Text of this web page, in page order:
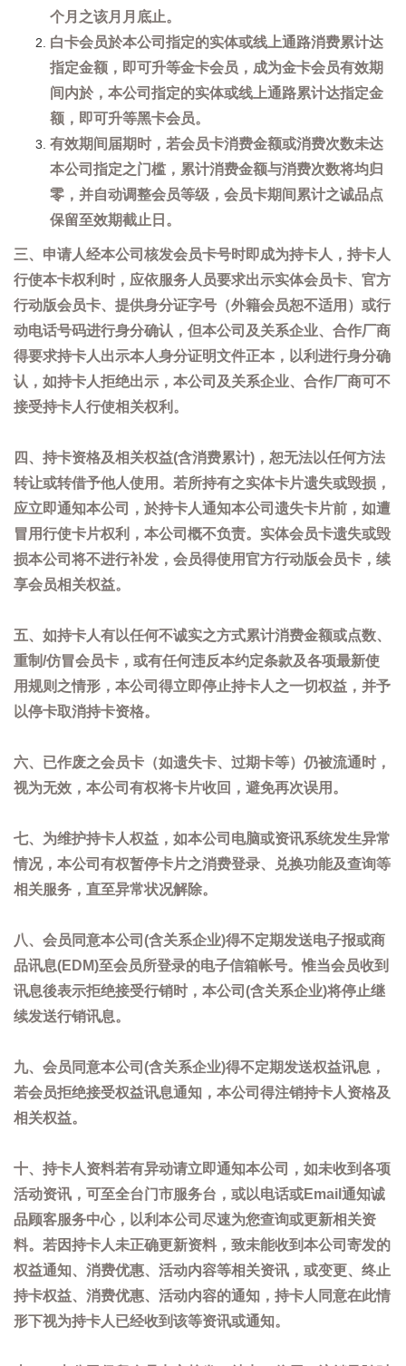
个月之该月月底止。
白卡会员於本公司指定的实体或线上通路消费累计达
指定金额，即可升等金卡会员，成为金卡会员有效期
间内於，本公司指定的实体或线上通路累计达指定金
额，即可升等黑卡会员。
有效期间届期时，若会员卡消费金额或消费次数未达
本公司指定之门槛，累计消费金额与消费次数将均归
零，并自动调整会员等级，会员卡期间累计之诚品点
保留至效期截止日。
三、申请人经本公司核发会员卡号时即成为持卡人，持卡人
行使本卡权利时，应依服务人员要求出示实体会员卡、官方
行动版会员卡、提供身分证字号（外籍会员恕不适用）或行
动电话号码进行身分确认，但本公司及关系企业、合作厂商
得要求持卡人出示本人身分证明文件正本，以利进行身分确
认，如持卡人拒绝出示，本公司及关系企业、合作厂商可不
接受持卡人行使相关权利。
四、持卡资格及相关权益(含消费累计)，恕无法以任何方法
转让或转借予他人使用。若所持有之实体卡片遗失或毁损，
应立即通知本公司，於持卡人通知本公司遗失卡片前，如遭
冒用行使卡片权利，本公司概不负责。实体会员卡遗失或毁
损本公司将不进行补发，会员得使用官方行动版会员卡，续
享会员相关权益。
五、如持卡人有以任何不诚实之方式累计消费金额或点数、
重制/仿冒会员卡，或有任何违反本约定条款及各项最新使
用规则之情形，本公司得立即停止持卡人之一切权益，并予
以停卡取消持卡资格。
六、已作废之会员卡（如遗失卡、过期卡等）仍被流通时，
视为无效，本公司有权将卡片收回，避免再次误用。
七、为维护持卡人权益，如本公司电脑或资讯系统发生异常
情况，本公司有权暂停卡片之消费登录、兑换功能及查询等
相关服务，直至异常状况解除。
八、会员同意本公司(含关系企业)得不定期发送电子报或商
品讯息(EDM)至会员所登录的电子信箱帐号。惟当会员收到
讯息後表示拒绝接受行销时，本公司(含关系企业)将停止继
续发送行销讯息。
九、会员同意本公司(含关系企业)得不定期发送权益讯息，
若会员拒绝接受权益讯息通知，本公司得注销持卡人资格及
相关权益。
十、持卡人资料若有异动请立即通知本公司，如未收到各项
活动资讯，可至全台门市服务台，或以电话或Email通知诚
品顾客服务中心，以利本公司尽速为您查询或更新相关资
料。若因持卡人未正确更新资料，致未能收到本公司寄发的
权益通知、消费优惠、活动内容等相关资讯，或变更、终止
持卡权益、消费优惠、活动内容的通知，持卡人同意在此情
形下视为持卡人已经收到该等资讯或通知。